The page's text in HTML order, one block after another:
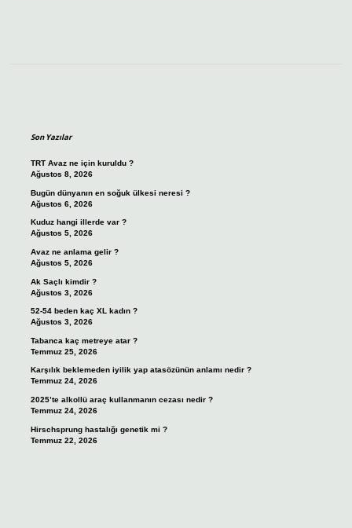
Son Yazılar
TRT Avaz ne için kuruldu ?
Ağustos 8, 2026
Bugün dünyanın en soğuk ülkesi neresi ?
Ağustos 6, 2026
Kuduz hangi illerde var ?
Ağustos 5, 2026
Avaz ne anlama gelir ?
Ağustos 5, 2026
Ak Saçlı kimdir ?
Ağustos 3, 2026
52-54 beden kaç XL kadın ?
Ağustos 3, 2026
Tabanca kaç metreye atar ?
Temmuz 25, 2026
Karşılık beklemeden iyilik yap atasözünün anlamı nedir ?
Temmuz 24, 2026
2025’te alkollü araç kullanmanın cezası nedir ?
Temmuz 24, 2026
Hirschsprung hastalığı genetik mi ?
Temmuz 22, 2026